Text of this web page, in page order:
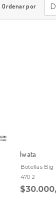
Ordenar por
Iwata
Botellas Big
470 2